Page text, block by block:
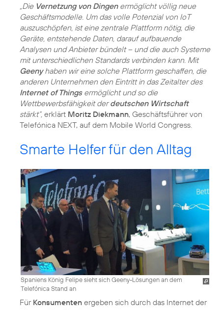
„Die Vernetzung von Dingenermöglicht völlig neue
Geschäftsmodelle. Um das volle Potenzial von IoT
auszuschöpfen, ist eine zentrale Plattform nötig, die
Geräte, entstehende Daten, darauf aufbauende
Analysen und Anbieter bündelt – und die auch Systeme
mit unterschiedlichen Standards verbinden kann. Mit
Geenyhaben wir eine solche Plattform geschaffen, die
anderen Unternehmen den Eintritt in das Zeitalter des
Internet of Thingsermöglicht und so die
Wettbewerbsfähigkeit derdeutschen Wirtschaft
stärkt“, erklärt Moritz Diekmann, Geschäftsführer von
Telefónica NEXT, auf dem Mobile World Congress.
Smarte Helfer für den Alltag
Spaniens König Felipe sieht sich Geeny-Lösungen an dem
Telefónica Stand an
Für Konsumenten ergeben sich durch das Internet der